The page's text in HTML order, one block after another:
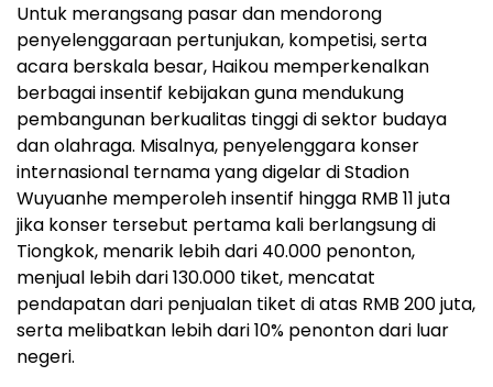
Untuk merangsang pasar dan mendorong
penyelenggaraan pertunjukan, kompetisi, serta
acara berskala besar, Haikou memperkenalkan
berbagai insentif kebijakan guna mendukung
pembangunan berkualitas tinggi di sektor budaya
dan olahraga. Misalnya, penyelenggara konser
internasional ternama yang digelar di Stadion
Wuyuanhe memperoleh insentif hingga RMB 11 juta
jika konser tersebut pertama kali berlangsung di
Tiongkok, menarik lebih dari 40.000 penonton,
menjual lebih dari 130.000 tiket, mencatat
pendapatan dari penjualan tiket di atas RMB 200 juta,
serta melibatkan lebih dari 10% penonton dari luar
negeri.